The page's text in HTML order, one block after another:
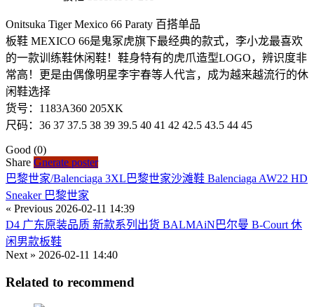
Onitsuka Tiger Mexico 66 Paraty 百搭单品
板鞋 MEXICO 66是鬼冢虎旗下最经典的款式，李小龙最喜欢
的一款训练鞋休闲鞋！鞋身特有的虎爪造型LOGO，辨识度非
常高！更是由偶像明星李宇春等人代言，成为越来越流行的休
闲鞋选择
货号：1183A360 205XK
尺码：36 37 37.5 38 39 39.5 40 41 42 42.5 43.5 44 45
Good (0)
Share Gnerate poster
巴黎世家/Balenciaga 3XL巴黎世家沙滩鞋 Balenciaga AW22 HD
Sneaker 巴黎世家
« Previous 2026-02-11 14:39
D4 广东原装品质 新款系列出货 BALMAiN巴尔曼 B-Court 休
闲男款板鞋
Next » 2026-02-11 14:40
Related to recommend